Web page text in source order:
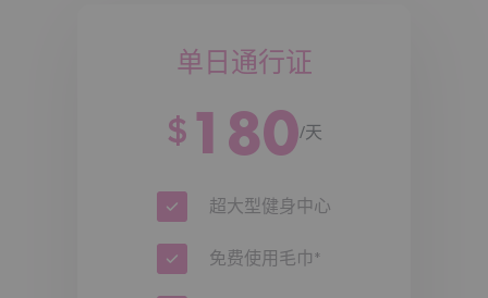
单日通行证
$ 180/天
超大型健身中心
免费使用毛巾*